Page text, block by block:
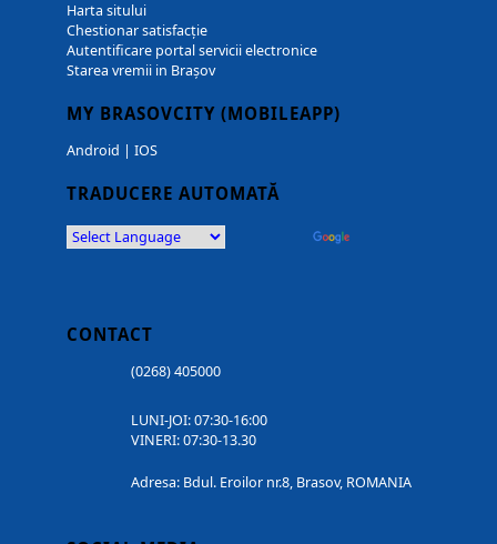
Harta sitului
Chestionar satisfacție
Autentificare portal servicii electronice
Starea vremii in Brașov
MY BRASOVCITY (MOBILEAPP)
Android | IOS
TRADUCERE AUTOMATĂ
CONTACT
(0268) 405000
LUNI-JOI: 07:30-16:00
VINERI: 07:30-13.30
Adresa: Bdul. Eroilor nr.8, Brasov, ROMANIA